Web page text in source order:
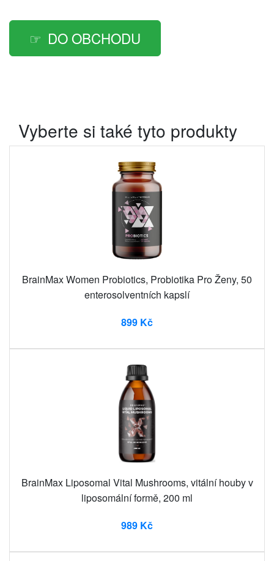
DO OBCHODU
Vyberte si také tyto produkty
BrainMax Women Probiotics, Probiotika Pro Ženy, 50
enterosolventních kapslí
899 Kč
BrainMax Liposomal Vital Mushrooms, vitální houby v
liposomální formě, 200 ml
989 Kč